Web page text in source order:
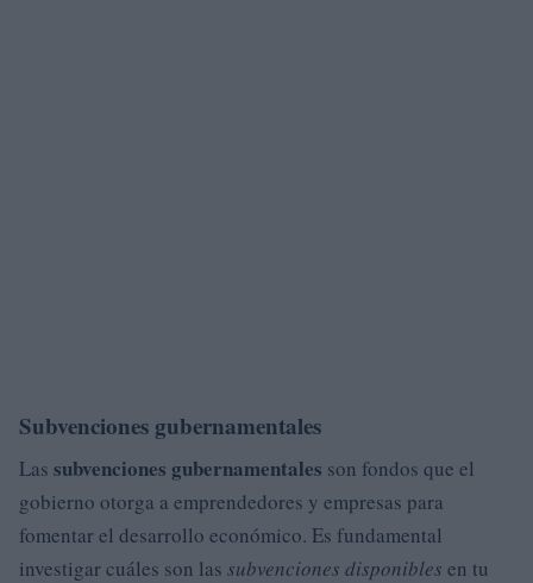
Subvenciones gubernamentales
Las subvenciones gubernamentales son fondos que el
gobierno otorga a emprendedores y empresas para
fomentar el desarrollo económico. Es fundamental
investigar cuáles son las subvenciones disponibles en tu